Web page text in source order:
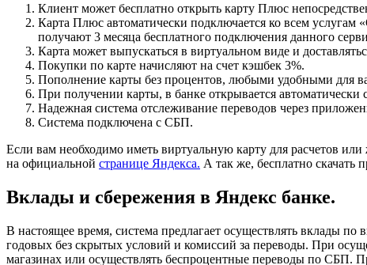
Клиент может бесплатно открыть карту Плюс
Карта Плюс автоматически подключается ко всем
получают 3 месяца бесплатного подключения данного
Карта может выпускаться в виртуальном виде и
Покупки по карте начисляют на счет кэшбек 3%.
Пополнение карты без процентов, любыми удобными для
При получении карты, в банке открывается
Надежная система отслеживание переводов через
Система подключена с СБП.
Если вам необходимо иметь виртуальную карту для расчетов
на официальной странице Яндекса. А так же, бесплатно скачать
Вклады и сбережения в Яндекс банке.
В настоящее время, система предлагает осуществлять вклады
годовых без скрытых условий и комиссий за переводы. При
магазинах или осуществлять беспроцентные переводы по СБП.